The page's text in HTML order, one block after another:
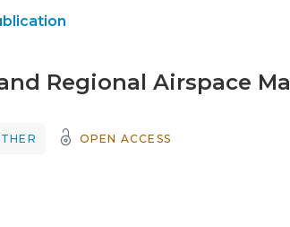
Regional Airspace
OPEN ACCESS